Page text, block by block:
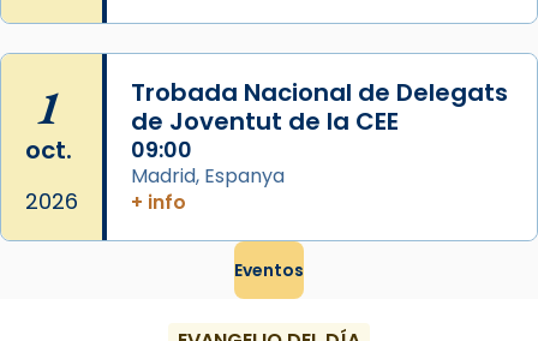
1
oct.
2026
Trobada Nacional de Delegats
de Joventut de la CEE
09:00
Madrid, Espanya
+ info
Eventos